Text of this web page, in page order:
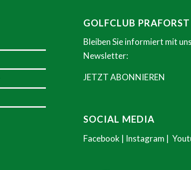
GOLFCLUB
Bleiben Sie informiert mit
Newsletter:
JETZT ABONNIEREN
SOCIAL MEDIA
Facebook | Instagram |